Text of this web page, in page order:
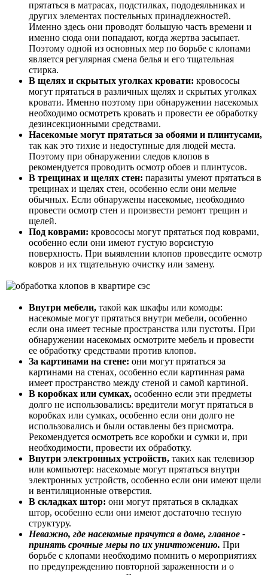
прятаться в матрасах, подстилках, пододеяльниках и
других элементах постельных принадлежностей.
Именно здесь они проводят большую часть времени и
именно сюда они попадают, когда жертва засыпает.
Поэтому одной из основных мер по борьбе с клопами
является регулярная смена белья и его тщательная
стирка.
В щелях и скрытых уголках кровати: кровососы
могут прятаться в различных щелях и скрытых уголках
кровати. Именно поэтому при обнаружении насекомых
необходимо осмотреть кровать и провести ее обработку
дезинсекционными средствами.
Насекомые могут прятаться за обоями и плинтусами,
так как это тихие и недоступные для людей места.
Поэтому при обнаружении следов клопов в
рекомендуется проводить осмотр обоев и плинтусов.
В трещинах и щелях стен: паразиты умеют прятаться в
трещинах и щелях стен, особенно если они мельче
обычных. Если обнаружены насекомые, необходимо
провести осмотр стен и произвести ремонт трещин и
щелей.
Под коврами: кровососы могут прятаться под коврами,
особенно если они имеют густую ворсистую
поверхность. При выявлении клопов провесдите осмотр
ковров и их тщательную очистку или замену.
Внутри мебели, такой как шкафы или комоды:
насекомые могут прятаться внутри мебели, особенно
если она имеет тесные пространства или пустоты. При
обнаружении насекомых осмотрите мебель и провести
ее обработку средствами против клопов.
За картинами на стене: они могут прятаться за
картинами на стенах, особенно если картинная рама
имеет пространство между стеной и самой картиной.
В коробках или сумках, особенно если эти предметы
долго не использовались: вредители могут прятаться в
коробках или сумках, особенно если они долго не
использовались и были оставлены без присмотра.
Рекомендуется осмотреть все коробки и сумки и, при
необходимости, провести их обработку.
Внутри электронных устройств, таких как телевизор
или компьютер: насекомые могут прятаться внутри
электронных устройств, особенно если они имеют щели
и вентиляционные отверстия.
В складках штор: они могут прятаться в складках
штор, особенно если они имеют достаточно тесную
структуру.
Неважно, где насекомые прячутся в доме, главное -
принять срочные меры по их уничтожению. При
борьбе с клопами необходимо помнить о мероприятиях
по предупреждению повторной зараженности и о